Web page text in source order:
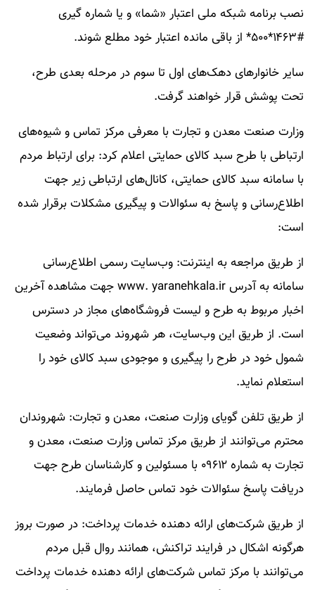
نصب برنامه شبکه ملی اعتبار «شما» و یا شماره گیری
#۱۴۶۳*۵۰۰* از باقی مانده اعتبار خود مطلع شوند.
سایر خانوار‌های دهک‌های اول تا سوم در مرحله بعدی طرح،
تحت پوشش قرار خواهند گرفت.
وزارت صنعت معدن و تجارت با معرفی مرکز تماس و شیوه‌های
ارتباطی با طرح سبد کالای حمایتی اعلام کرد: برای ارتباط مردم
با سامانه سبد کالای حمایتی، کانال‌های ارتباطی زیر جهت
اطلاع‌رسانی و پاسخ به سئوالات و پیگیری مشکلات برقرار شده
است:
از طریق مراجعه به اینترنت: وب‌سایت رسمی اطلاع‌رسانی
سامانه به آدرس www. yaranehkala.ir جهت مشاهده آخرین
اخبار مربوط به طرح و لیست فروشگاه‌های مجاز در دسترس
است. از طریق این وب‌سایت، هر شهروند می‌تواند وضعیت
شمول خود در طرح را پیگیری و موجودی سبد کالای خود را
استعلام نماید.
از طریق تلفن گویای وزارت صنعت، معدن و تجارت: شهروندان
محترم می‌توانند از طریق مرکز تماس وزارت صنعت، معدن و
تجارت به شماره ۰۹۶۱۲ با مسئولین و کارشناسان طرح جهت
دریافت پاسخ سئوالات خود تماس حاصل فرمایند.
از طریق شرکت‌های ارائه دهنده خدمات پرداخت: در صورت بروز
هرگونه اشکال در فرایند تراکنش، همانند روال قبل مردم
می‌توانند با مرکز تماس شرکت‌های ارائه دهنده خدمات پرداخت